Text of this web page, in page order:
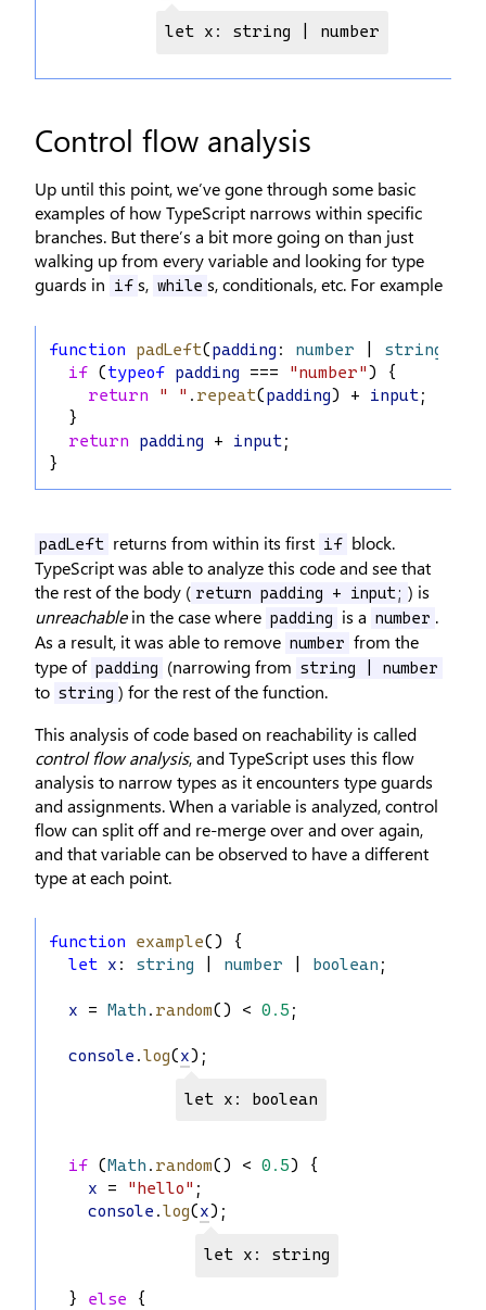
let x: string | number
Control flow analysis
Up until this point, we’ve gone through some basic
examples of how TypeScript narrows within specific
branches. But there’s a bit more going on than just
walking up from every variable and looking for type
guards in
if s, while s, conditionals, etc. For example
function padLeft(padding : number string
if (typeof padding === "number") {
return
" " . repeat(padding) + input;
  }
return
padding + input;
}
padLeft returns from within its first if block.
TypeScript was able to analyze this code and see that
the rest of the body ( return padding + input; ) is
unreachablein the case where padding is a number .
As a result, it was able to remove number from the
type of padding (narrowing from string | number
to string ) for the rest of the function.
This analysis of code based on reachability is called
control flow analysis, and TypeScript uses this flow
analysis to narrow types as it encounters type guards
and assignments. When a variable is analyzed, control
flow can split off and re-merge over and over again,
and that variable can be observed to have a different
type at each point.
function example() {
let x : string number boolean ;
x = Math . random() < 0.5 ;
console .log(x);
let x: boolean
if (Math . random() < 0.5) {
x = "hello" ;
console .log(x);
let x: string
  }
else {